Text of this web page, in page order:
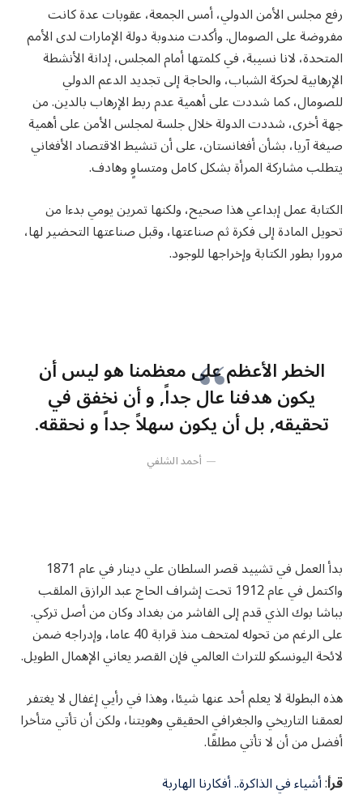
رفع مجلس الأمن الدولي، أمس الجمعة، عقوبات عدة كانت
مفروضة على الصومال. وأكدت مندوبة دولة الإمارات لدى الأمم
المتحدة، لانا نسيبة، في كلمتها أمام المجلس، إدانة الأنشطة
الإرهابية لحركة الشباب، والحاجة إلى تجديد الدعم الدولي
للصومال، كما شددت على أهمية عدم ربط الإرهاب بالدين. من
جهة أخرى، شددت الدولة خلال جلسة لمجلس الأمن على أهمية
صيغة آريا، بشأن أفغانستان، على أن تنشيط الاقتصاد الأفغاني
يتطلب مشاركة المرأة بشكل كامل ومتساوٍ وهادف.
الكتابة عمل إبداعي هذا صحيح، ولكنها تمرين يومي بدءا من
تحويل المادة إلى فكرة ثم صناعتها، وقبل صناعتها التحضير لها،
مرورا بطور الكتابة وإخراجها للوجود.
الخطر الأعظم على معظمنا هو ليس أن
يكون هدفنا عال جداً, و أن نخفق في
تحقيقه, بل أن يكون سهلاً جداً و نحققه.
أحمد الشلفي
بدأ العمل في تشييد قصر السلطان علي دينار في عام 1871
واكتمل في عام 1912 تحت إشراف الحاج عبد الرازق الملقب
بباشا بوك الذي قدم إلى الفاشر من بغداد وكان من أصل تركي.
على الرغم من تحوله لمتحف منذ قرابة 40 عاما، وإدراجه ضمن
لائحة اليونسكو للتراث العالمي فإن القصر يعاني الإهمال الطويل.
هذه البطولة لا يعلم أحد عنها شيئا، وهذا في رأيي إغفال لا يغتفر
لعمقنا التاريخي والجغرافي الحقيقي وهويتنا، ولكن أن تأتي متأخرا
أفضل من أن لا تأتي مطلقًا.
قرأ:أشياء في الذاكرة.. أفكارنا الهاربة